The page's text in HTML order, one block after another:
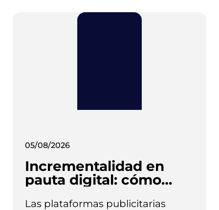
05/08/2026
Incrementalidad en
pauta digital: cómo
Las plataformas publicitarias